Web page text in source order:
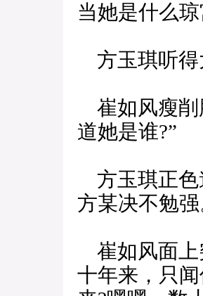
当她是什么
方玉琪听得
崔如风瘦削
道她是谁?”
方玉琪正色
方某决不勉强
崔如风面上
十年来，只